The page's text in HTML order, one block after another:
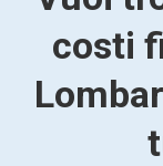
costi